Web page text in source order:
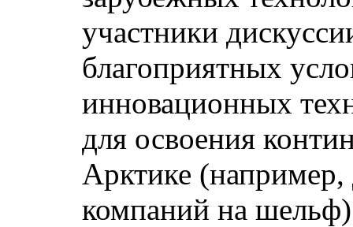
участники
благоприятных
инновационных
для освоения
Арктике
компаний на